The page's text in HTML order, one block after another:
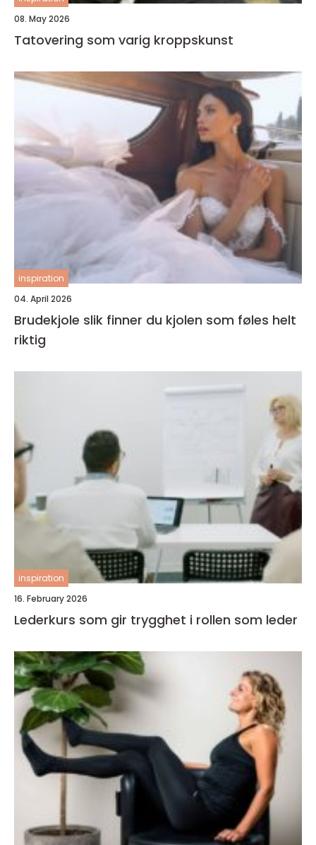
08. May 2026
Tatovering som varig kroppskunst
inspiration
04. April 2026
Brudekjole slik finner du kjolen som føles helt
riktig
inspiration
16. February 2026
Lederkurs som gir trygghet i rollen som leder